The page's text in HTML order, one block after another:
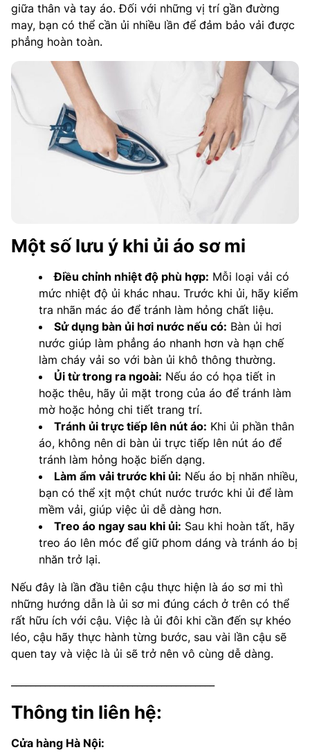
giữa thân và tay áo. Đối với những vị trí gần đường
may, bạn có thể cần ủi nhiều lần để đảm bảo vải được
phẳng hoàn toàn.
Một số lưu ý khi ủi áo sơ mi
Điều chỉnh nhiệt độ phù hợp: Mỗi loại vải có
mức nhiệt độ ủi khác nhau. Trước khi ủi, hãy kiểm
tra nhãn mác áo để tránh làm hỏng chất liệu.
Sử dụng bàn ủi hơi nước nếu có: Bàn ủi hơi
nước giúp làm phẳng áo nhanh hơn và hạn chế
làm cháy vải so với bàn ủi khô thông thường.
Ủi từ trong ra ngoài: Nếu áo có họa tiết in
hoặc thêu, hãy ủi mặt trong của áo để tránh làm
mờ hoặc hỏng chi tiết trang trí.
Tránh ủi trực tiếp lên nút áo: Khi ủi phần thân
áo, không nên di bàn ủi trực tiếp lên nút áo để
tránh làm hỏng hoặc biến dạng.
Làm ẩm vải trước khi ủi: Nếu áo bị nhăn nhiều,
bạn có thể xịt một chút nước trước khi ủi để làm
mềm vải, giúp việc ủi dễ dàng hơn.
Treo áo ngay sau khi ủi: Sau khi hoàn tất, hãy
treo áo lên móc để giữ phom dáng và tránh áo bị
nhăn trở lại.
Nếu đây là lần đầu tiên cậu thực hiện là áo sơ mi thì
những hướng dẫn là ủi sơ mi đúng cách ở trên có thể
rất hữu ích với cậu. Việc là ủi đôi khi cần đến sự khéo
léo, cậu hãy thực hành từng bước, sau vài lần cậu sẽ
quen tay và việc là ủi sẽ trở nên vô cùng dễ dàng.
Thông tin liên hệ:
Cửa hàng Hà Nội: